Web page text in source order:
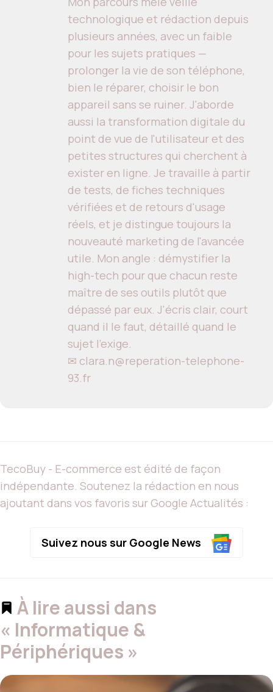
technologique et rédaction depuis
plusieurs années, avec un faible
pour les sujets pratiques —
prolonger la vie de son téléphone,
bien le réparer, choisir le bon
appareil sans se ruiner. J'aborde
aussi la transformation digitale du
point de vue de l'utilisateur et des
petites structures qui cherchent à
exister en ligne. Je travaille à partir
de tests, de fiches techniques
vérifiées et de retours d'usage
réels, et je distingue toujours la
nouveauté marketing de l'avancée
utile. Mon angle : démystifier la
high-tech pour que chacun reste
maître de ses outils plutôt que
dépassé par eux. J'écris clair, court
quand il le faut, détaillé quand le
sujet l'exige.
✉ clara.n@reperation-telephone-
93.fr
TecoBuy - E-commerce est édité de façon
indépendante. Soutenez la rédaction en nous
ajoutant dans vos favoris sur Google Actualités :
Suivez nous sur Google News
À lire aussi dans
« Informatique &
Périphériques »